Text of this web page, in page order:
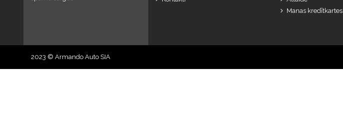
Manas kredītkartes
2023 © Armando Auto SIA